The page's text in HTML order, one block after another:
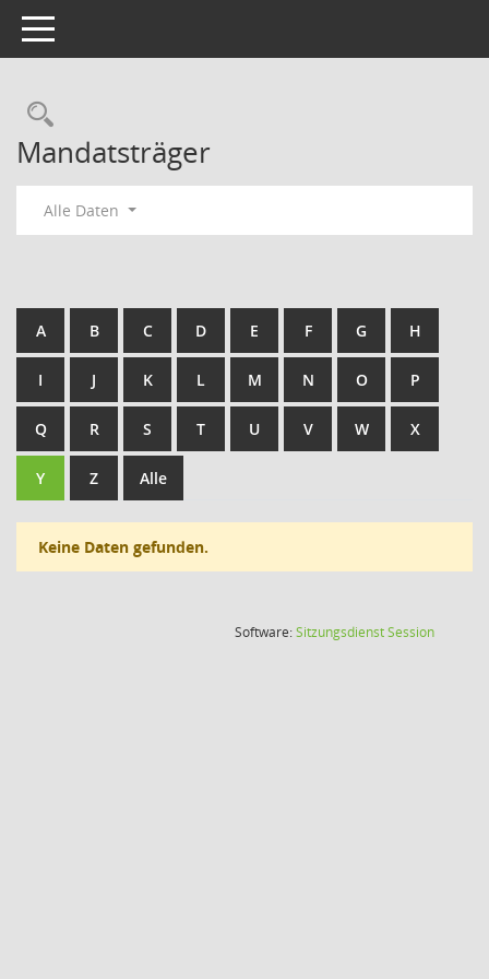
Toggle navigation
Rechercheauswahl
Mandatsträger
Alle Daten
A B C D E F G H
I J K L M N O P
Q R S T U V W X
Y Z Alle
Keine Daten gefunden.
Software:SitzungsdienstSession(Wird in